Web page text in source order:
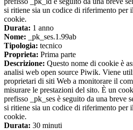
si ritiene sia un codice di riferimento per
cookie.
Durata: 1 anno
Nome: _pk_ses.1.99ab
Tipologia: tecnico
Proprieta: Prima parte
Descrizione: Questo nome di cookie è
analisi web open source Piwik. Viene
proprietari di siti Web a monitorare il
misurare le prestazioni del sito. È un
prefisso _pk_ses è seguito da una breve
si ritiene sia un codice di riferimento per
cookie.
Durata: 30 minuti